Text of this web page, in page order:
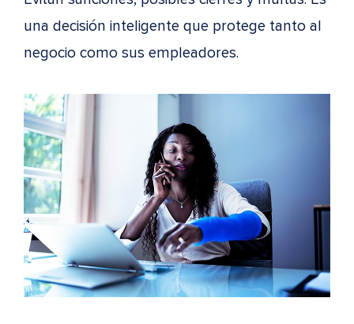
una decisión inteligente que protege tanto al
negocio como sus empleadores.